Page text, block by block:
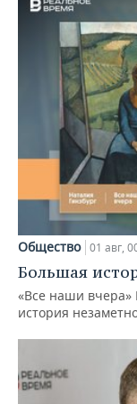
Общество 01 авг,
Большая
«Все наши вчера»
история